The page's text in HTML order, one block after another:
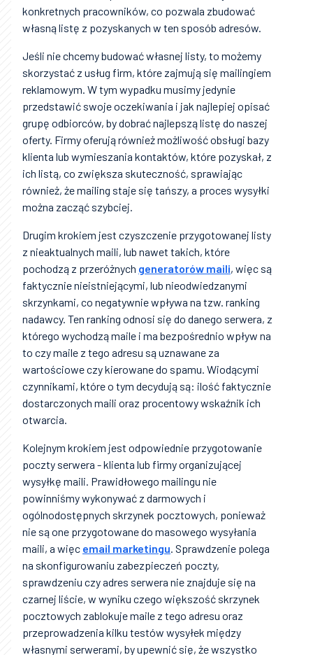
konkretnych pracowników, co pozwala zbudować
własną listę z pozyskanych w ten sposób adresów.
Jeśli nie chcemy budować własnej listy, to możemy
skorzystać z usług firm, które zajmują się mailingiem
reklamowym. W tym wypadku musimy jedynie
przedstawić swoje oczekiwania i jak najlepiej opisać
grupę odbiorców, by dobrać najlepszą listę do naszej
oferty. Firmy oferują również możliwość obsługi bazy
klienta lub wymieszania kontaktów, które pozyskał, z
ich listą, co zwiększa skuteczność, sprawiając
również, że mailing staje się tańszy, a proces wysyłki
można zacząć szybciej.
Drugim krokiem jest czyszczenie przygotowanej listy
z nieaktualnych maili, lub nawet takich, które
pochodzą z przeróżnych generatorów maili, więc są
faktycznie nieistniejącymi, lub nieodwiedzanymi
skrzynkami, co negatywnie wpływa na tzw. ranking
nadawcy. Ten ranking odnosi się do danego serwera, z
którego wychodzą maile i ma bezpośrednio wpływ na
to czy maile z tego adresu są uznawane za
wartościowe czy kierowane do spamu. Wiodącymi
czynnikami, które o tym decydują są: ilość faktycznie
dostarczonych maili oraz procentowy wskaźnik ich
otwarcia.
Kolejnym krokiem jest odpowiednie przygotowanie
poczty serwera - klienta lub firmy organizującej
wysyłkę maili. Prawidłowego mailingu nie
powinniśmy wykonywać z darmowych i
ogólnodostępnych skrzynek pocztowych, ponieważ
nie są one przygotowane do masowego wysyłania
maili, a więc email marketingu. Sprawdzenie polega
na skonfigurowaniu zabezpieczeń poczty,
sprawdzeniu czy adres serwera nie znajduje się na
czarnej liście, w wyniku czego większość skrzynek
pocztowych zablokuje maile z tego adresu oraz
przeprowadzenia kilku testów wysyłek między
własnymi serwerami, by upewnić się, że wszystko